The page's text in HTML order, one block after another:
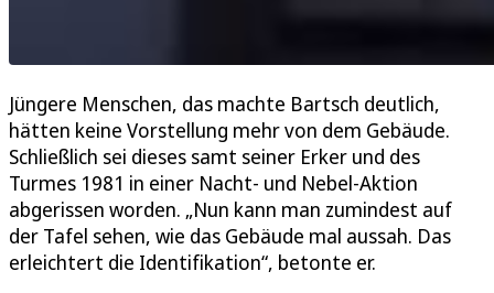
Jüngere Menschen, das machte Bartsch deutlich,
hätten keine Vorstellung mehr von dem Gebäude.
Schließlich sei dieses samt seiner Erker und des
Turmes 1981 in einer Nacht- und Nebel-Aktion
abgerissen worden. „Nun kann man zumindest auf
der Tafel sehen, wie das Gebäude mal aussah. Das
erleichtert die Identifikation“, betonte er.